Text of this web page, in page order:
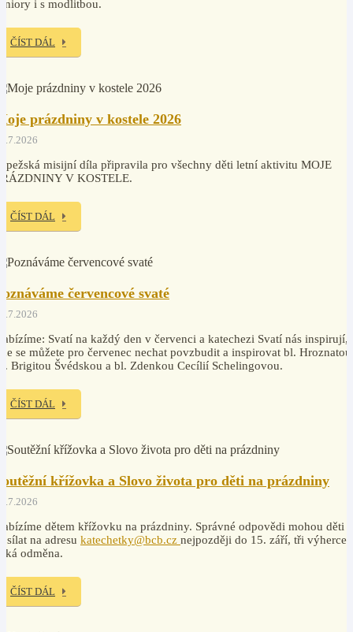
i s modlitbou.
ČÍST DÁL
prázdniny v kostele 2026
misijní díla připravila pro všechny děti letní aktivitu MOJE
V KOSTELE.
ČÍST DÁL
červencové svaté
Svatí na každý den v červenci a katechezi Svatí nás inspirují,
se můžete pro červenec nechat povzbudit a inspirovat bl.
Brigitou Švédskou a bl. Zdenkou Cecílií Schelingovou.
ČÍST DÁL
křížovka a Slovo života pro děti na prázdniny
dětem křížovku na prázdniny. Správné odpovědi mohou děti
na adresu katechetky@bcb.cz nejpozději do 15. září, tři výherce
odměna.
ČÍST DÁL